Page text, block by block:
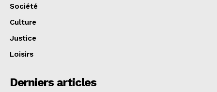
Société
Culture
Justice
Loisirs
Derniers articles